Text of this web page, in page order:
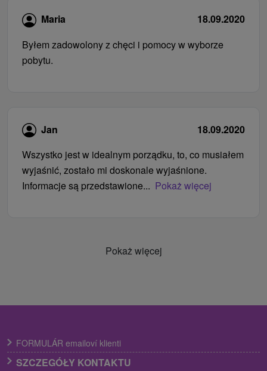
Maria
18.09.2020
Byłem zadowolony z chęci i pomocy w wyborze
pobytu.
Jan
18.09.2020
Wszystko jest w idealnym porządku, to, co musiałem
wyjaśnić, zostało mi doskonale wyjaśnione.
Informacje są przedstawione... Pokaż więcej
Pokaż więcej
FORMULÁR emailoví klienti
SZCZEGÓŁY KONTAKTU